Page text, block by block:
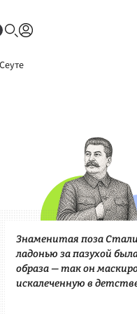
Знаменитая поза
ладонью за пазухой
образа — так он
искалеченную в